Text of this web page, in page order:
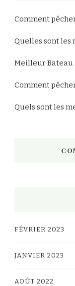
Comment
Quelles sont les
Meilleur
Comment
Quels sont les
FÉVRIER 2023
JANVIER 2023
AOÛT 2022